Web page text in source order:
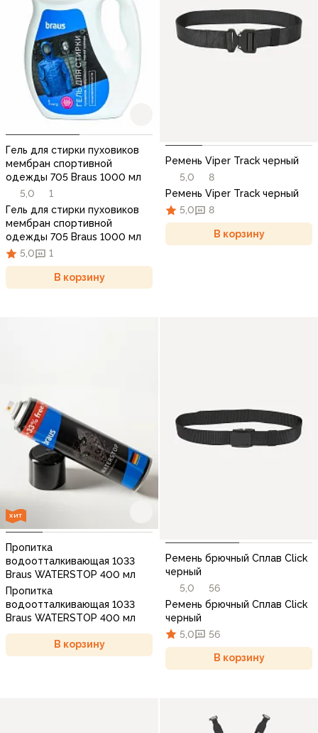
Гель для стирки пуховиков
мембран спортивной
одежды 705 Braus 1000 мл
5,0
1
Гель для стирки пуховиков
мембран спортивной
одежды 705 Braus 1000 мл
5,0
1
В корзину
Ремень Viper Track черный
5,0
8
Ремень Viper Track черный
5,0
8
В корзину
ХИТ
Пропитка
водоотталкивающая 1033
Braus WATERSTOP 400 мл
Пропитка
водоотталкивающая 1033
Braus WATERSTOP 400 мл
В корзину
Ремень брючный Сплав Click
черный
5,0
56
Ремень брючный Сплав Click
черный
5,0
56
В корзину